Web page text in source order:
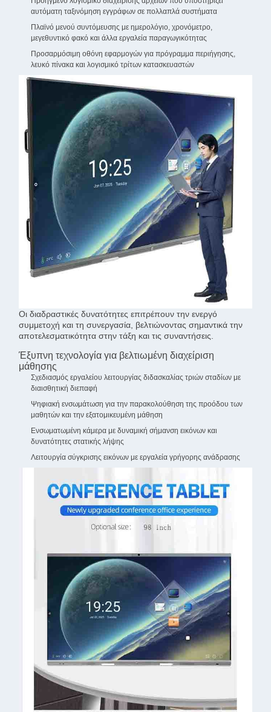
αυτόματη ταξινόμηση εγγράφων σε πολλαπλά συστήματα
Πλαϊνό μενού συντόμευσης με ημερολόγιο, χρονόμετρο,
μεγεθυντικό φακό και άλλα εργαλεία παραγωγικότητας
Προσαρμόσιμη οθόνη εφαρμογών για πρόγραμμα περιήγησης,
λευκό πίνακα και λογισμικό τρίτων κατασκευαστών
Οι διαδραστικές δυνατότητες επιτρέπουν την ενεργό
συμμετοχή και τη συνεργασία, βελτιώνοντας σημαντικά την
αποτελεσματικότητα στην τάξη και τις συναντήσεις.
Έξυπνη τεχνολογία για βελτιωμένη διαχείριση
μάθησης
Σχεδιασμός εργαλείου λειτουργίας διδασκαλίας τριών σταδίων με
διαισθητική διεπαφή
Ψηφιακή ενσωμάτωση για την παρακολούθηση της προόδου των
μαθητών και την εξατομικευμένη μάθηση
Ενσωματωμένη κάμερα με δυναμική σήμανση εικόνων και
δυνατότητες στατικής λήψης
Λειτουργία σύγκρισης εικόνων με εργαλεία γρήγορης ανάδρασης